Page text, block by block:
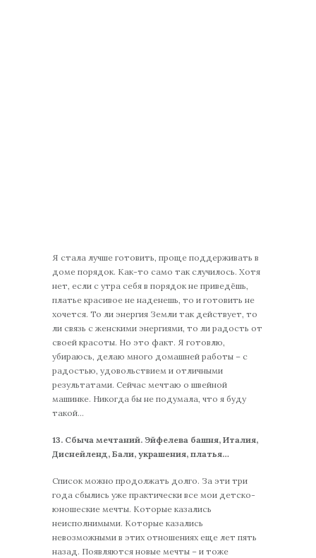
Я стала лучше готовить, проще поддерживать в
доме порядок. Как-то само так случилось. Хотя
нет, если с утра себя в порядок не приведёшь,
платье красивое не наденешь, то и готовить не
хочется. То ли энергия Земли так действует, то
ли связь с женскими энергиями, то ли радость от
своей красоты. Но это факт. Я готовлю,
убираюсь, делаю много домашней работы – с
радостью, удовольствием и отличными
результатами. Сейчас мечтаю о швейной
машинке. Никогда бы не подумала, что я буду
такой…
13. Сбыча мечтаний. Эйфелева башня, Италия,
Диснейленд, Бали, украшения, платья…
Список можно продолжать долго. За эти три
года сбылись уже практически все мои детско-
юношеские мечты. Которые казались
неисполнимыми. Которые казались
невозможными в этих отношениях еще лет пять
назад. Появляются новые мечты – и тоже